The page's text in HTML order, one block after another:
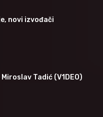
novi izvođači
Tadić (V1DEO)